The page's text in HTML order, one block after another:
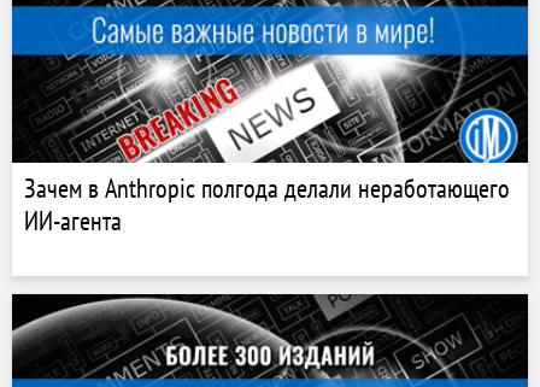
Зачем в Anthropic полгода делали неработающего
ИИ-агента